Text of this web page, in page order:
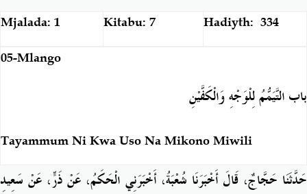
Mjalada: 1 Kitabu: 7 Hadiyth: 334
05-Mlango
باب التَّيَمُّمُ لِلْوَجْهِ وَالْكَفَّيْنِ
Tayammum Ni Kwa Uso Na Mikono Miwili
حَدَّثَنَا حَجَّاجٌ، قَالَ أَخْبَرَنَا شُعْبَةُ، أَخْبَرَنِي الْحَكَمُ، عَنْ ذَرٍّ، عَنْ سَعِيدِ